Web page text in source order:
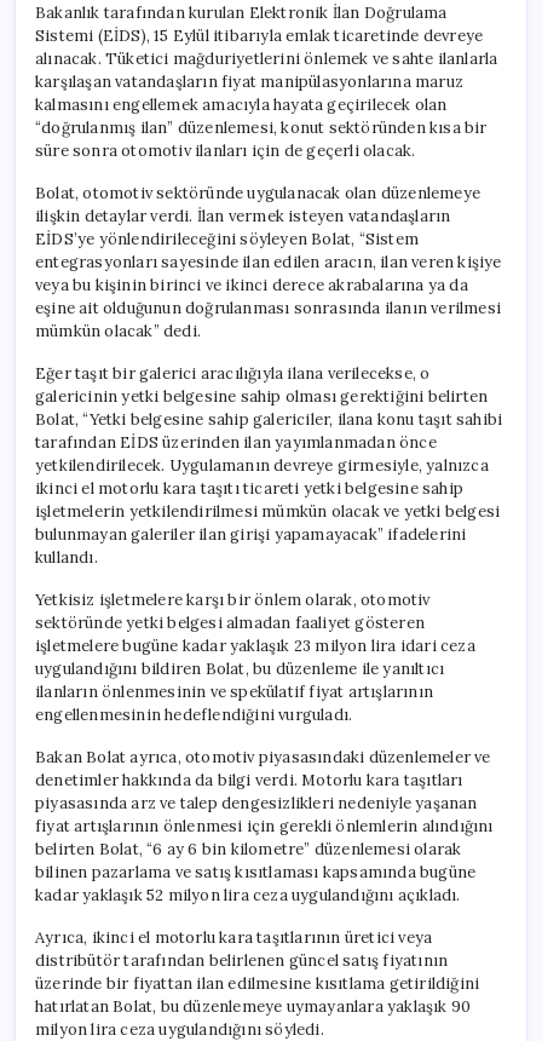
Bakanlık tarafından kurulan Elektronik İlan Doğrulama
Sistemi (EİDS), 15 Eylül itibarıyla emlak ticaretinde devreye
alınacak. Tüketici mağduriyetlerini önlemek ve sahte ilanlarla
karşılaşan vatandaşların fiyat manipülasyonlarına maruz
kalmasını engellemek amacıyla hayata geçirilecek olan
“doğrulanmış ilan” düzenlemesi, konut sektöründen kısa bir
süre sonra otomotiv ilanları için de geçerli olacak.
Bolat, otomotiv sektöründe uygulanacak olan düzenlemeye
ilişkin detaylar verdi. İlan vermek isteyen vatandaşların
EİDS’ye yönlendirileceğini söyleyen Bolat, “Sistem
entegrasyonları sayesinde ilan edilen aracın, ilan veren kişiye
veya bu kişinin birinci ve ikinci derece akrabalarına ya da
eşine ait olduğunun doğrulanması sonrasında ilanın verilmesi
mümkün olacak” dedi.
Eğer taşıt bir galerici aracılığıyla ilana verilecekse, o
galericinin yetki belgesine sahip olması gerektiğini belirten
Bolat, “Yetki belgesine sahip galericiler, ilana konu taşıt sahibi
tarafından EİDS üzerinden ilan yayımlanmadan önce
yetkilendirilecek. Uygulamanın devreye girmesiyle, yalnızca
ikinci el motorlu kara taşıtı ticareti yetki belgesine sahip
işletmelerin yetkilendirilmesi mümkün olacak ve yetki belgesi
bulunmayan galeriler ilan girişi yapamayacak” ifadelerini
kullandı.
Yetkisiz işletmelere karşı bir önlem olarak, otomotiv
sektöründe yetki belgesi almadan faaliyet gösteren
işletmelere bugüne kadar yaklaşık 23 milyon lira idari ceza
uygulandığını bildiren Bolat, bu düzenleme ile yanıltıcı
ilanların önlenmesinin ve spekülatif fiyat artışlarının
engellenmesinin hedeflendiğini vurguladı.
Bakan Bolat ayrıca, otomotiv piyasasındaki düzenlemeler ve
denetimler hakkında da bilgi verdi. Motorlu kara taşıtları
piyasasında arz ve talep dengesizlikleri nedeniyle yaşanan
fiyat artışlarının önlenmesi için gerekli önlemlerin alındığını
belirten Bolat, “6 ay 6 bin kilometre” düzenlemesi olarak
bilinen pazarlama ve satış kısıtlaması kapsamında bugüne
kadar yaklaşık 52 milyon lira ceza uygulandığını açıkladı.
Ayrıca, ikinci el motorlu kara taşıtlarının üretici veya
distribütör tarafından belirlenen güncel satış fiyatının
üzerinde bir fiyattan ilan edilmesine kısıtlama getirildiğini
hatırlatan Bolat, bu düzenlemeye uymayanlara yaklaşık 90
milyon lira ceza uygulandığını söyledi.